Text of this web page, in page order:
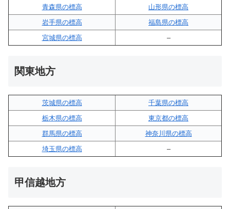
青森県の標高
山形県の標高
岩手県の標高
福島県の標高
宮城県の標高
–
関東地方
茨城県の標高
千葉県の標高
栃木県の標高
東京都の標高
群馬県の標高
神奈川県の標高
埼玉県の標高
–
甲信越地方